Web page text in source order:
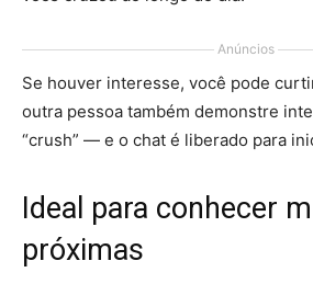
Anúncios
Se houver interesse, você pode
outra pessoa também demonstre
“crush” — e o chat é liberado para
Ideal para conhecer
próximas